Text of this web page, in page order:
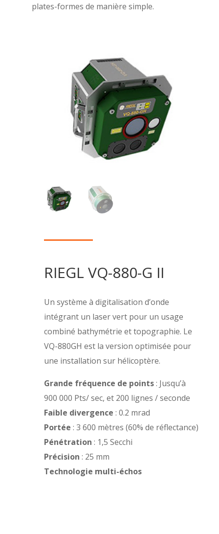
plates-formes de manière simple.
RIEGL VQ-880-G II
Un système à digitalisation d’onde
intégrant un laser vert pour un usage
combiné bathymétrie et topographie. Le
VQ-880GH est la version optimisée pour
une installation sur hélicoptère.
Grande fréquence de points: Jusqu’à
900 000 Pts/ sec, et 200 lignes / seconde
Faible divergence : 0.2 mrad
Portée : 3 600 mètres (60% de réflectance)
Pénétration : 1,5 Secchi
Précision : 25 mm
Technologie multi-échos